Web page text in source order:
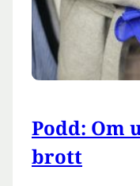
Podd: Om
brott